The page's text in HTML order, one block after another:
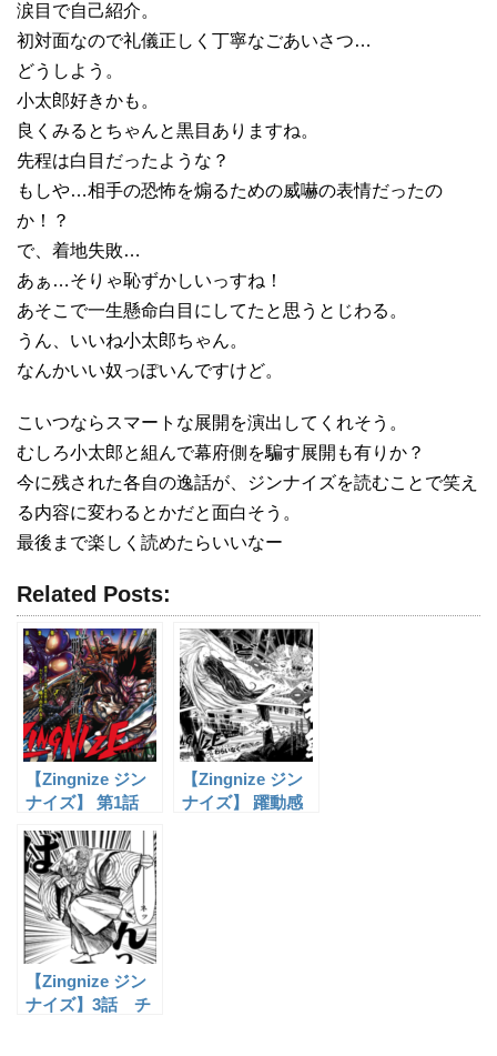
涙目で自己紹介。
初対面なので礼儀正しく丁寧なごあいさつ…
どうしよう。
小太郎好きかも。
良くみるとちゃんと黒目ありますね。
先程は白目だったような？
もしや…相手の恐怖を煽るための威嚇の表情だったの
か！？
で、着地失敗…
あぁ…そりゃ恥ずかしいっすね！
あそこで一生懸命白目にしてたと思うとじわる。
うん、いいね小太郎ちゃん。
なんかいい奴っぽいんですけど。
こいつならスマートな展開を演出してくれそう。
むしろ小太郎と組んで幕府側を騙す展開も有りか？
今に残された各自の逸話が、ジンナイズを読むことで笑え
る内容に変わるとかだと面白そう。
最後まで楽しく読めたらいいなー
Related Posts:
【Zingnize ジン
ナイズ】 第1話
そう！
【Zingnize ジン
ナイズ】 躍動感
【Zingnize ジン
ナイズ】3話 チ